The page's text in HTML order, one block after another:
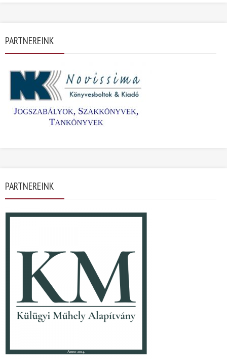
PARTNEREINK
PARTNEREINK